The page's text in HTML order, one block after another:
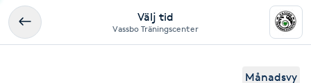
Välj tid
Vassbo Träningscenter
Månadsvy